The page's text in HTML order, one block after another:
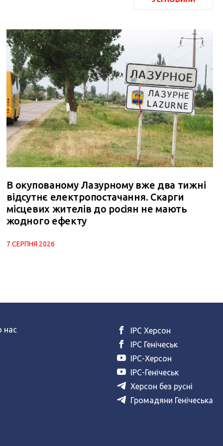
В окупованому Лазурному вже два тижні
відсутнє електропостачання. Скарги
місцевих жителів до росіян не мають
жодного ефекту
7 СЕРПНЯ 2026
нас
ІРС Херсон
ІРС Генічеськ
ІРС-Херсон
ІРС-Генічеськ
Херсон без русні
Громадяни Генічеська